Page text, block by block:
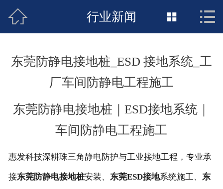
接地工程首页
新闻动态
联络惠发
 行业新闻  
东莞防静电接地桩_ESD 接地系统_工
厂车间防静电工程施工
东莞防静电接地桩｜ESD接地系统｜
车间防静电工程施工
惠发科技深耕珠三角静电防护与工业接地工程，专业承
接东莞防静电接地桩安装、 东莞ESD接地系统施工、 东